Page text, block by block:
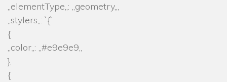
„elementType„: „geometry„,
„stylers„: `{`
{
„color„: „#e9e9e9„
},
{